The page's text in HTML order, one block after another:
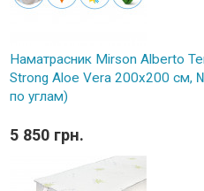
Наматрасник Mirson Alberto
Strong Aloe Vera 200x200 см,
по углам)
5 850 грн.